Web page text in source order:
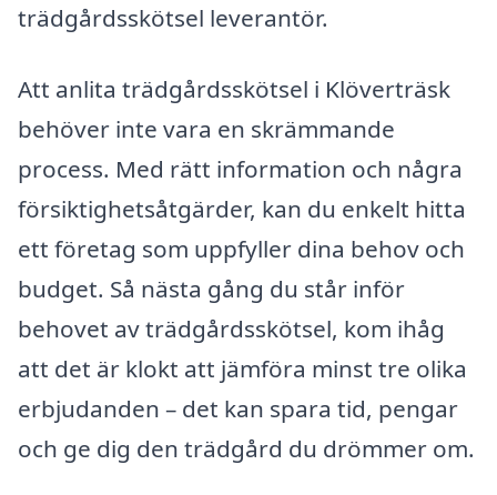
trädgårdsskötsel leverantör.
Att anlita trädgårdsskötsel i Klöverträsk
behöver inte vara en skrämmande
process. Med rätt information och några
försiktighetsåtgärder, kan du enkelt hitta
ett företag som uppfyller dina behov och
budget. Så nästa gång du står inför
behovet av trädgårdsskötsel, kom ihåg
att det är klokt att jämföra minst tre olika
erbjudanden – det kan spara tid, pengar
och ge dig den trädgård du drömmer om.